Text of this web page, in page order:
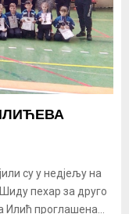
су у недјељу на
пехар за друго
проглашена...